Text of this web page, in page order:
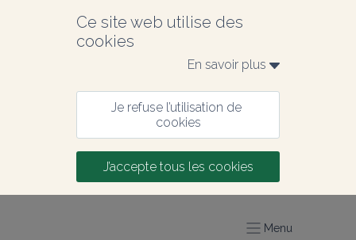
Ce site web utilise des
cookies
En savoir plus
Je refuse l’utilisation de
cookies
J’accepte tous les cookies
Menu